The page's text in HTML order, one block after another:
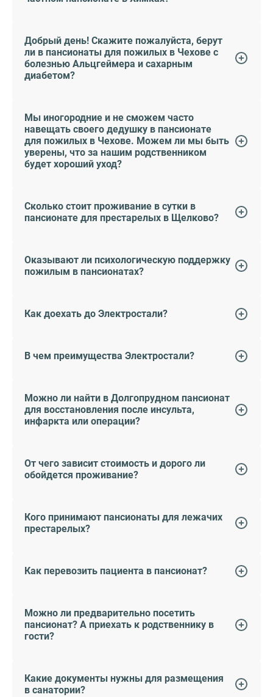
Добрый день! Скажите пожалуйста, берут
ли в пансионаты для пожилых в Чехове с
болезнью Альцгеймера и сахарным
диабетом?
Мы иногородние и не сможем часто
навещать своего дедушку в пансионате
для пожилых в Чехове. Можем ли мы быть
уверены, что за нашим родственником
будет хороший уход?
Сколько стоит проживание в сутки в
пансионате для престарелых в Щелково?
Оказывают ли психологическую поддержку
пожилым в пансионатах?
Как доехать до Электростали?
В чем преимущества Электростали?
Можно ли найти в Долгопрудном пансионат
для восстановления после инсульта,
инфаркта или операции?
От чего зависит стоимость и дорого ли
обойдется проживание?
Кого принимают пансионаты для лежачих
престарелых?
Как перевозить пациента в пансионат?
Можно ли предварительно посетить
пансионат? А приехать к родственнику в
гости?
Какие документы нужны для размещения
в санатории?